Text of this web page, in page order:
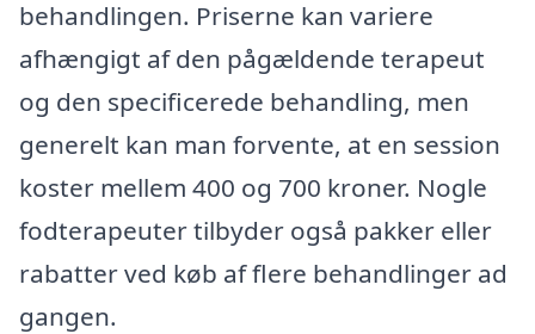
behandlingen. Priserne kan variere
afhængigt af den pågældende terapeut
og den specificerede behandling, men
generelt kan man forvente, at en session
koster mellem 400 og 700 kroner. Nogle
fodterapeuter tilbyder også pakker eller
rabatter ved køb af flere behandlinger ad
gangen.